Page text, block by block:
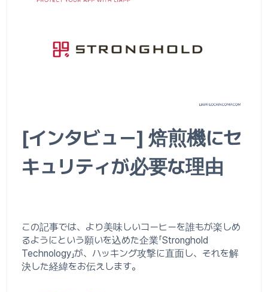
[インタビュー] 焙煎機にセ
キュリティが必要な理由
この記事では、より美味しいコーヒーを誰もが楽しめ
るようにという願いを込めた企業「Stronghold
Technology」が、ハッキング攻撃に直面し、それを解
決した経緯をお伝えします。